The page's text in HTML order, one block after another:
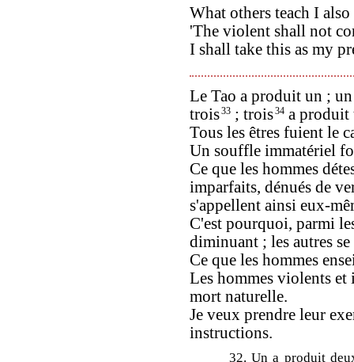
What others teach I also
'The violent shall not
I shall take this as my
Le Tao a produit un ;
trois33 ; trois34 a produit
Tous les êtres fuient le
Un souffle immatériel
Ce que les hommes
imparfaits, dénués de
s'appellent ainsi eux-
C'est pourquoi, parmi
diminuant ; les autres
Ce que les hommes
Les hommes violents
mort naturelle.
Je veux prendre leur
instructions.
32. Un a produit